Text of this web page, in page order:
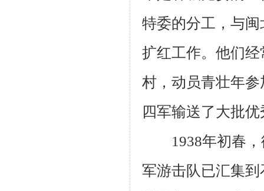
特委的分工，与
扩红工作。他们
村，动员青壮年
四军输送了大批
1938年初春
军游击队已汇集